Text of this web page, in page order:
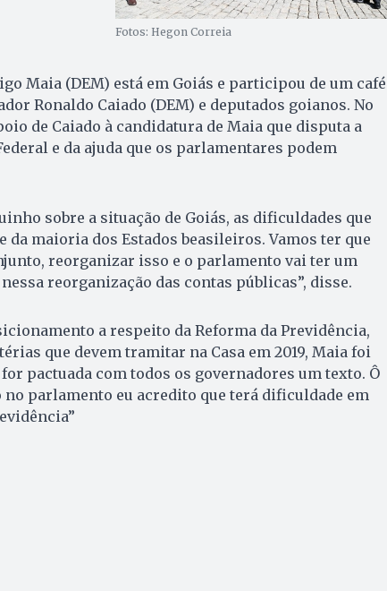
Fotos: Hegon Correia
Maia (DEM) está em Goiás e participou de um café
Ronaldo Caiado (DEM) e deputados goianos. No
de Caiado à candidatura de Maia que disputa a
e da ajuda que os parlamentares podem
sobre a situação de Goiás, as dificuldades que
da maioria dos Estados beasileiros. Vamos ter que
reorganizar isso e o parlamento vai ter um
reorganização das contas públicas”, disse.
a respeito da Reforma da Previdência,
que devem tramitar na Casa em 2019, Maia foi
pactuada com todos os governadores um texto. Ô
parlamento eu acredito que terá dificuldade em